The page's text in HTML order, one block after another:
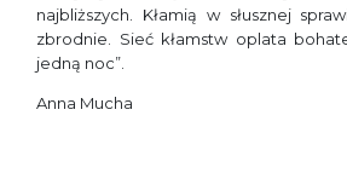
najbliższych. Kłamią w słusznej
zbrodnie. Sieć kłamstw oplata
jedną noc”.
Anna Mucha